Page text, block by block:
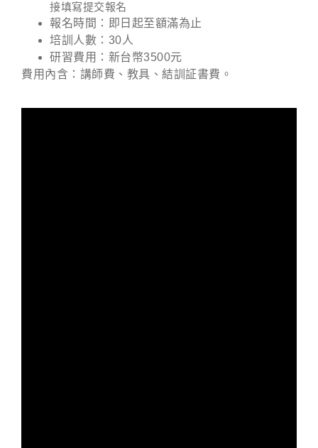
接填寫提交報名
報名時間：即日起至額滿為止
培訓人數：30人
研習費用：新台幣3500元
費用內含：講師費、教具、結訓証書費。